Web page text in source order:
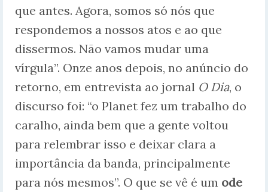
que antes. Agora, somos só nós que
respondemos a nossos atos e ao que
dissermos. Não vamos mudar uma
vírgula”. Onze anos depois, no anúncio do
retorno, em entrevista ao jornal O Dia, o
discurso foi: “o Planet fez um trabalho do
caralho, ainda bem que a gente voltou
para relembrar isso e deixar clara a
importância da banda, principalmente
para nós mesmos”. O que se vê é um ode